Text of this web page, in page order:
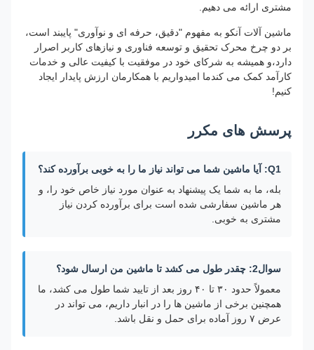
مشتری ارائه می دهیم.
ماشین آلات آنکو به مفهوم "دقیق، حرفه ای و نوآوری" پایبند است،
بر دو چرخ محرک تحقیق و توسعه فناوری و نیازهای کاربر اصرار
دارد،و همیشه به شرکای خود در موفقیت با کیفیت عالی و خدمات
کارآمد کمک می کندما اميدواريم با همکارمان ارزش پايدار ايجاد
پرسش های مکرر
بله، ما به شما یک پیشنهاد به عنوان مورد نیاز خاص خود را، و
هر ماشین سفارشی شده است برای برآورده کردن نیاز
مشتری به خوبی.
سوال2: چقدر طول می کشد تا ماشین من ارسال شود؟
معمولاً حدود ۳۰ تا ۴۰ روز بعد از تایید شما طول می کشد، ما
همچنین برخی از ماشین ها را در انبار داریم، می تواند در
عرض ۷ روز آماده برای حمل و نقل باشد.